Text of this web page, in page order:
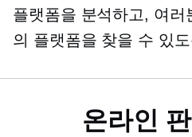
플랫폼을 분석하고, 여러
의 플랫폼을 찾을 수 있
온라인